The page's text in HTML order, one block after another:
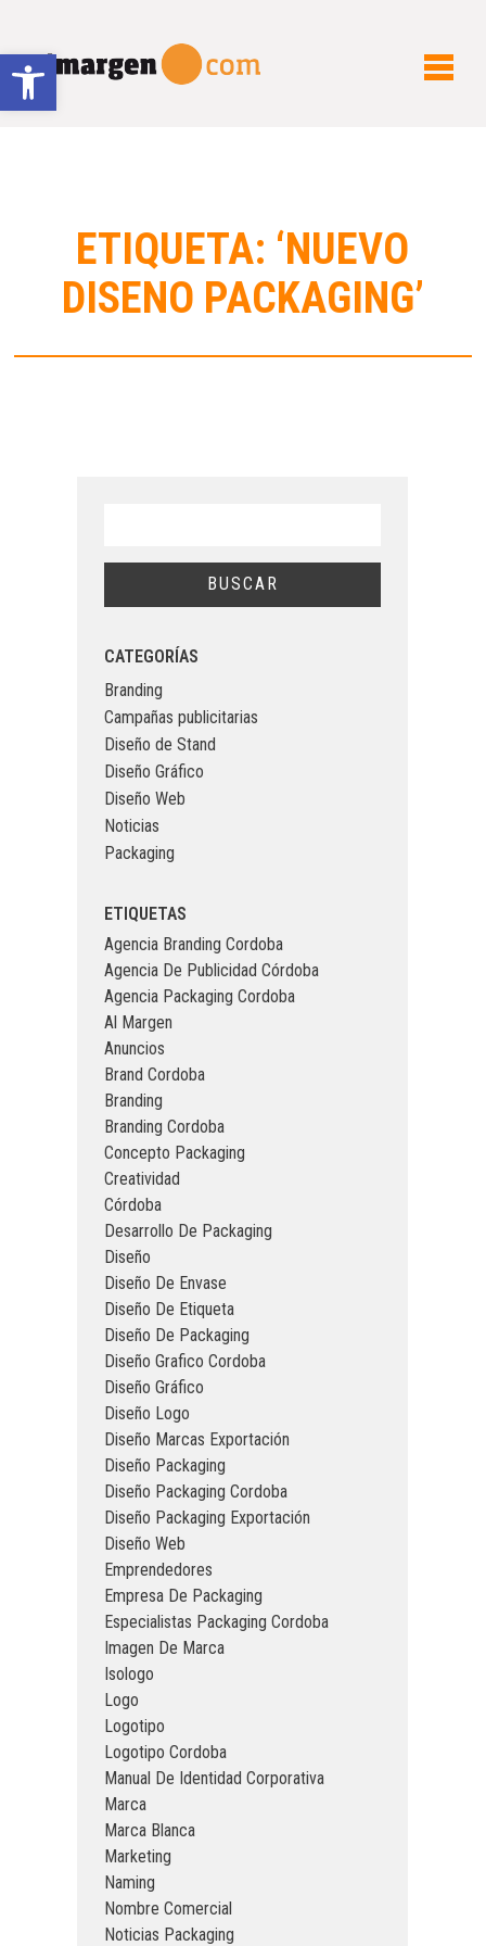
Abrir barra de herramientas
ETIQUETA: ‘NUEVO
DISENO PACKAGING’
CATEGORÍAS
Branding
Campañas publicitarias
Diseño de Stand
Diseño Gráfico
Diseño Web
Noticias
Packaging
ETIQUETAS
Agencia Branding Cordoba
Agencia De Publicidad Córdoba
Agencia Packaging Cordoba
Al Margen
Anuncios
Brand Cordoba
Branding
Branding Cordoba
Concepto Packaging
Creatividad
Córdoba
Desarrollo De Packaging
Diseño
Diseño De Envase
Diseño De Etiqueta
Diseño De Packaging
Diseño Grafico Cordoba
Diseño Gráfico
Diseño Logo
Diseño Marcas Exportación
Diseño Packaging
Diseño Packaging Cordoba
Diseño Packaging Exportación
Diseño Web
Emprendedores
Empresa De Packaging
Especialistas Packaging Cordoba
Imagen De Marca
Isologo
Logo
Logotipo
Logotipo Cordoba
Manual De Identidad Corporativa
Marca
Marca Blanca
Marketing
Naming
Nombre Comercial
Noticias Packaging